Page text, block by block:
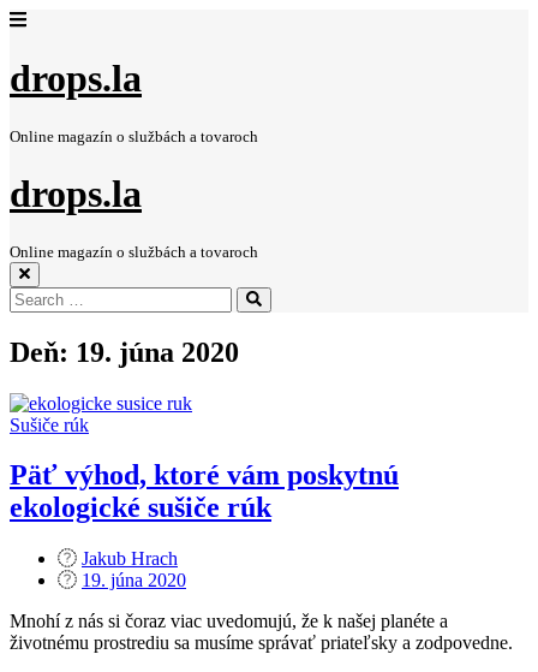
drops.la
Online magazín o službách a tovaroch
drops.la
Online magazín o službách a tovaroch
Search
for:
Search
Deň: 19. júna 2020
Sušiče rúk
Päť výhod, ktoré vám poskytnú
ekologické sušiče rúk
Jakub Hrach
Posted
19. júna 2020
Mnohí z nás si čoraz viac uvedomujú, že k našej planéte a
životnému prostrediu sa musíme správať priateľsky a zodpovedne.